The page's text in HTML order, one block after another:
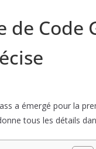
de Code
a émergé pour la
tous les détails